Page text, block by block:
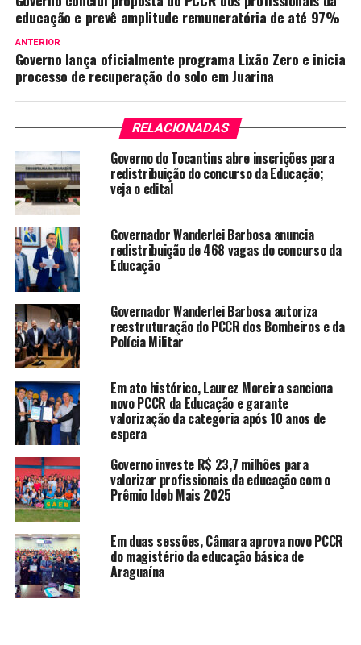
educação e prevê amplitude remuneratória de até 97%
ANTERIOR
Governo lança oficialmente programa Lixão Zero e inicia
processo de recuperação do solo em Juarina
RELACIONADAS
Governo do Tocantins abre inscrições para
redistribuição do concurso da Educação;
veja o edital
Governador Wanderlei Barbosa anuncia
redistribuição de 468 vagas do concurso da
Educação
Governador Wanderlei Barbosa autoriza
reestruturação do PCCR dos Bombeiros e da
Polícia Militar
Em ato histórico, Laurez Moreira sanciona
novo PCCR da Educação e garante
valorização da categoria após 10 anos de
espera
Governo investe R$ 23,7 milhões para
valorizar profissionais da educação com o
Prêmio Ideb Mais 2025
Em duas sessões, Câmara aprova novo PCCR
do magistério da educação básica de
Araguaína